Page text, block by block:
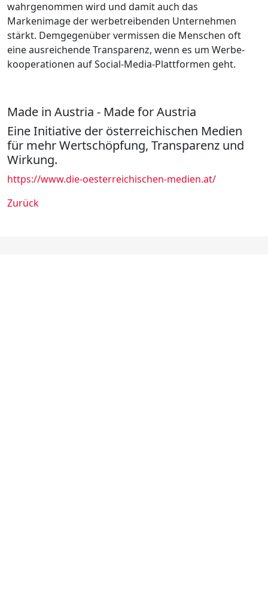
wahrgenommen wird und damit auch das
Markenimage der werbetreibenden Unternehmen
stärkt. Demgegenüber vermissen die Menschen oft
eine ausreichende Transparenz, wenn es um Werbe­
kooperationen auf Social-Media-Plattformen geht.
Made in Austria - Made for Austria
Eine Initiative der öster­reichi­schen Medien
für mehr Wert­schöpfung, Transpa­renz und
Wirkung.
https://www.die-oesterreichischen-medien.at/
Zurück